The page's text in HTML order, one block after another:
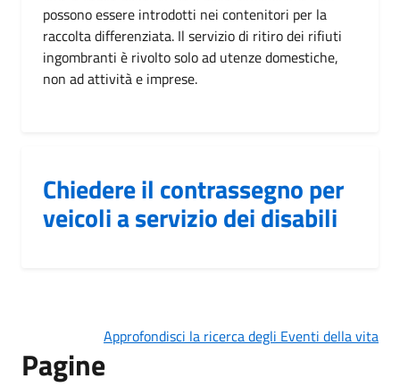
possono essere introdotti nei contenitori per la
raccolta differenziata. Il servizio di ritiro dei rifiuti
ingombranti è rivolto solo ad utenze domestiche,
non ad attività e imprese.
Chiedere il contrassegno per
veicoli a servizio dei disabili
Approfondisci la ricerca degli Eventi della vita
Pagine